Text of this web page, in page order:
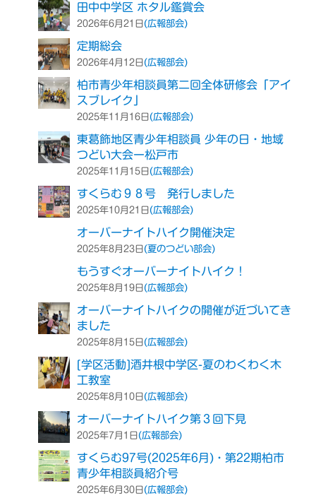
田中中学区 ホタル鑑賞会
2026年6月21日(広報部会)
定期総会
2026年4月12日(広報部会)
柏市青少年相談員第二回全体研修会「アイ
スブレイク」
2025年11月16日(広報部会)
東葛飾地区青少年相談員 少年の日・地域
つどい大会ー松戸市
2025年11月15日(広報部会)
すくらむ９８号 発行しました
2025年10月21日(広報部会)
オーバーナイトハイク開催決定
2025年8月23日(夏のつどい部会)
もうすぐオーバーナイトハイク！
2025年8月19日(広報部会)
オーバーナイトハイクの開催が近づいてき
ました
2025年8月15日(広報部会)
[学区活動]酒井根中学区-夏のわくわく木
工教室
2025年8月10日(広報部会)
オーバーナイトハイク第３回下見
2025年7月1日(広報部会)
すくらむ97号(2025年6月)・第22期柏市
青少年相談員紹介号
2025年6月30日(広報部会)